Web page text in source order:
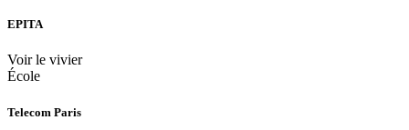
EPITA
Voir le vivier
École
Telecom Paris